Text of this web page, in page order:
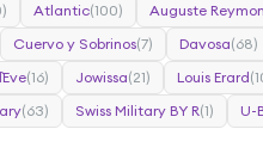
Atlantic(100) Auguste
Cuervo y Sobrinos(7) Davosa(68)
(16) Jowissa(21) Louis Erard
(63) Swiss Military BY R(1) U-